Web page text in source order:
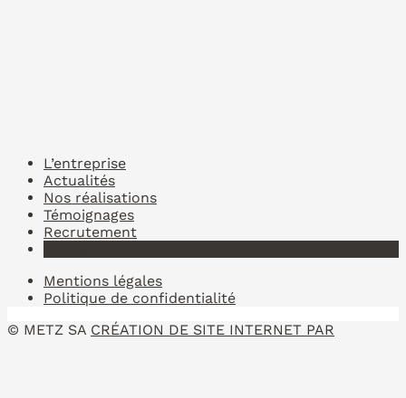
L’entreprise
Actualités
Nos réalisations
Témoignages
Recrutement
Mentions légales
Politique de confidentialité
© METZ SA CRÉATION DE SITE INTERNET PAR